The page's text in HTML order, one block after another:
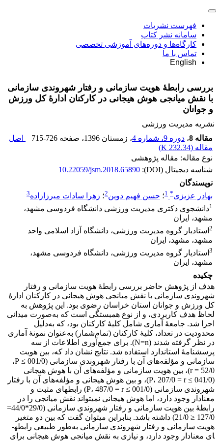
فهرست نشریات
سامانه نشر کتاب
کارگاه‌ها و دوره‌های آموزشی تخصصی
تماس با ما
English
بررسی رابطۀ هویت ‌سازمانی و رفتار شهروندی سازمانی
با نقش میانجی هوش هیجانی در کارکنان ادارۀ کل ورزش
و جوانان
نشریه مدیریت ورزشی
مقاله 8
، دوره 9، شماره 4 ، زمستان 1396 ، صفحه 715-726
اصل
مقاله (232.34 K
)
نوع مقاله: مقاله پژوهشی
شناسه دیجیتال (DOI):
10.22059/jsm.2018.65890
نویسندگان
بهادر عزیزی*
1؛ حسن فهیم دوین2؛ زهرا سادات میرزازاده3
1دانشجوی دکتری مدیریت ورزشی دانشگاه فردوسی مشهد،
مشهد، ایران
2 استادیار گروه مدیریت ورزشی، دانشگاه آزاد اسلامی واحد
مشهد، مشهد، ایران
3 استادیار گروه مدیریت ورزشی، دانشگاه فردوسی مشهد،
مشهد، ایران
چکیده
هدف از پژوهش حاضر بررسی رابطۀ هویت ‌سازمانی و رفتار
شهروندی سازمانی با نقش میانجی هوش هیجانی در کارکنان ادارۀ
کل ورزش و جوانان استان خراسان رضوی بود. این پژوهش به
لحاظ هدف کاربردی، و از نوع همبستگی است که به‌صورت میدانی
اجرا شد. جامعۀ آماری شامل کلیۀ کارکنان بود، که به‌دلیل
محدودیت در تعداد، کلیۀ کارکنان (تمام‌شمار) به‌عنوان نمونۀ آماری
در نظر گرفته شدند (N=n). برای جمع‌آوری اطلاعات از سه
پرسشنامۀ استاندارد استفاده شد. نتایج نشان داد که، بین هویت‌
سازمانی و مؤلفه‌های آن با رفتار شهروندی سازمانی (001/0 ≥ P،
52/0 = r)، بین هویت ‌سازمانی و مؤلفه‌های آن با هوش هیجانی
(041/0 ≥ P، 207/0 = r)، و بین هوش هیجانی و مؤلفه‌های آن با رفتار
شهروندی سازمانی (001/0 ≥ P، 487/0 = r) رابطه­ای مثبت و
معنادار وجود دارد، اما هوش هیجانی نمی­تواند نقش میانجی را در
رابطۀ بین هویت ‌سازمانی و رفتار شهروندی سازمانی (29/0*44/0=
127/0 ≤ 21/0) داشته باشد. بنابراین می­توان گفت که بین دو متغیر
هویت ‌سازمانی و رفتار شهروندی سازمانی به‌طور طبیعی رابطه­
ای معنادار وجود دارد، و نیازی به نقش میانجی هوش هیجانی برای